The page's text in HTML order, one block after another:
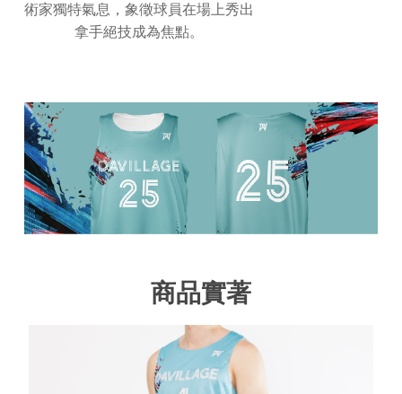
術家獨特氣息，象徵球員在場上秀出
拿手絕技成為焦點。
商品實著